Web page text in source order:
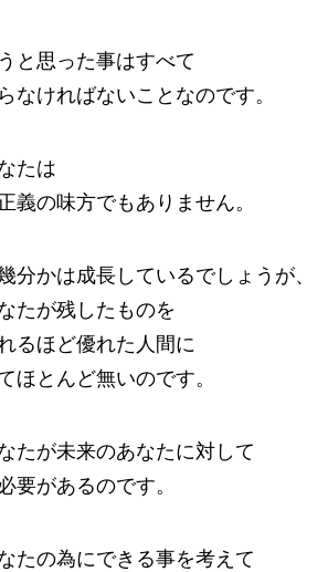
と思った事はすべて
なければないことなのです。
たは
義の味方でもありません。
分かは成長しているでしょうが、
たが残したものを
るほど優れた人間に
ほとんど無いのです。
たが未来のあなたに対して
要があるのです。
たの為にできる事を考えて